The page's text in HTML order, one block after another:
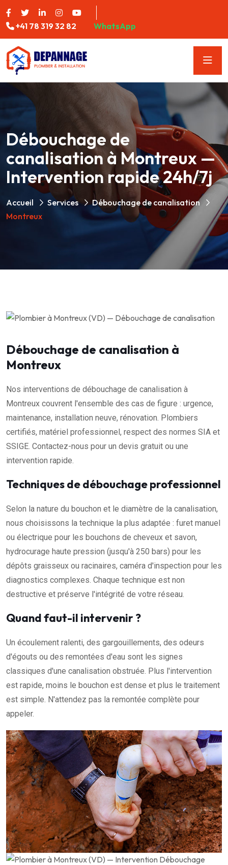
+41 78 319 32 82 WhatsApp
Débouchage de
canalisation à Montreux —
Intervention rapide 24h/7j
Accueil Services
Débouchage de canalisation
Montreux
Débouchage de canalisation à
Montreux
Nos interventions de débouchage de canalisation à
Montreux couvrent l'ensemble des cas de figure : urgence,
maintenance, installation neuve, rénovation. Plombiers
certifiés, matériel professionnel, respect des normes SIA et
SSIGE. Contactez-nous pour un devis gratuit ou une
intervention rapide.
Techniques de débouchage professionnel
Selon la nature du bouchon et le diamètre de la canalisation,
nous choisissons la technique la plus adaptée : furet manuel
ou électrique pour les bouchons de cheveux et savon,
hydrocurage haute pression (jusqu'à 250 bars) pour les
dépôts graisseux ou racinaires, caméra d'inspection pour les
diagnostics complexes. Chaque technique est non
destructive et préserve l'intégrité de votre réseau.
Quand faut-il intervenir ?
Un écoulement ralenti, des gargouillements, des odeurs
d'égouts ou des remontées d'eau sont les signes
classiques d'une canalisation obstruée. Plus l'intervention
est rapide, moins le bouchon est dense et plus le traitement
est simple. N'attendez pas la remontée complète pour
appeler.